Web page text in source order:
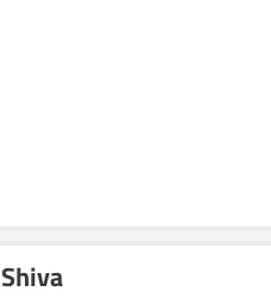
Shiva